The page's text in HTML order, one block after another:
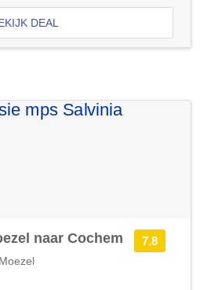
DEAL
7.8
naar Cochem